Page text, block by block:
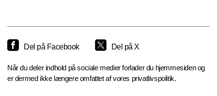
Del på Facebook Del på X
Når du deler indhold på sociale medier forlader du hjemmesiden og
er dermed ikke længere omfattet af vores privatlivspolitik.